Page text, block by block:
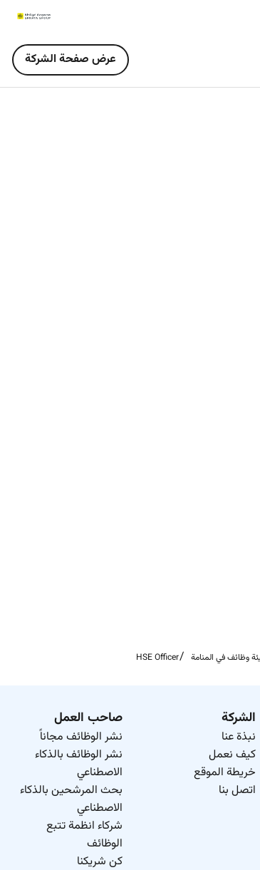
Experience:Proven experience in a similar
عرض صفحة الشركة
وظائف في المنامة HSE Officer
الشركة
نبذة عنا
كيف نعمل
خريطة الموقع
اتصل بنا
صاحب العمل
نشر الوظائف مجاناً
نشر الوظائف بالذكاء
الاصطناعي
بحث المرشحين بالذكاء
الاصطناعي
شركاء انظمة تتبع
الوظائف
كن شريكنا